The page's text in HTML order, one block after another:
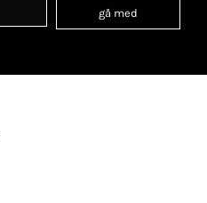
gå med